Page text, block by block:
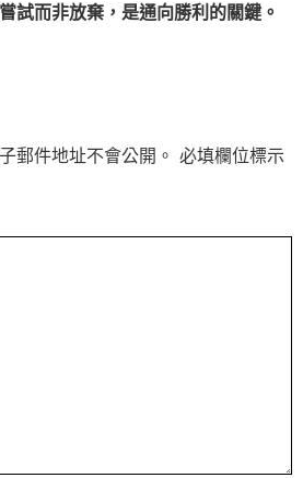
試而非放棄，是通向勝利的關鍵。
郵件地址不會公開。 必填欄位標示